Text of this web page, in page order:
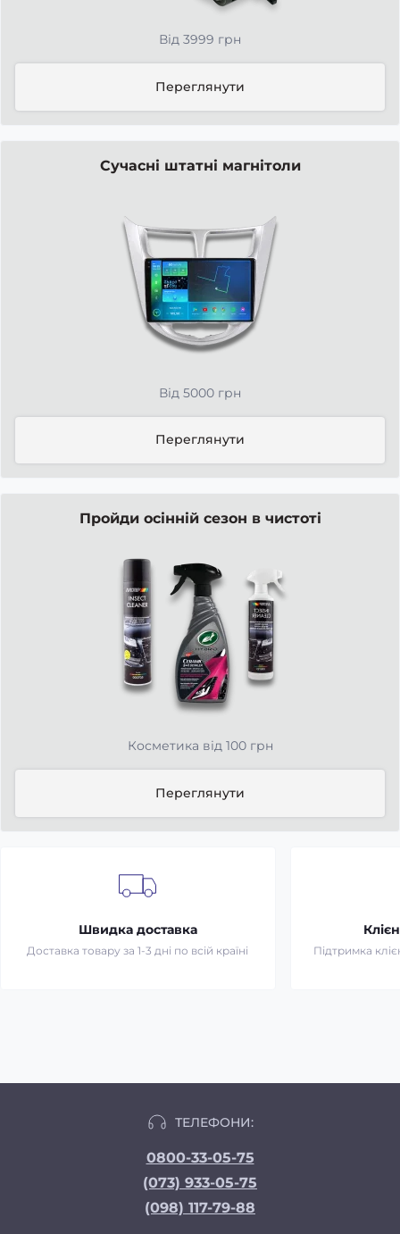
Від 3999 грн
Переглянути
Сучасні штатні магнітоли
Від 5000 грн
Переглянути
Пройди осінній сезон в чистоті
Косметика від 100 грн
Переглянути
Швидка доставка
Доставка товару за 1-3 дні по всій країні Підтримка
ТЕЛЕФОНИ:
0800-33-05-75
(073) 933-05-75
(098) 117-79-88